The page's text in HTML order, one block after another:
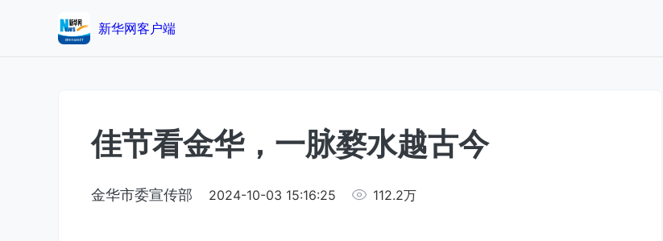
新华网客户端
佳节看金华，一脉婺水越古今
金华市委宣传部 2024-10-03 15:16:25 112.2万